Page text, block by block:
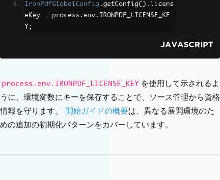
IronPdfGlobalConfig . getConfig(). licens
eKey = process . env . IRONPDF_LICENSE_KE
Y ;
JAVASCRIPT
process.env.IRONPDF_LICENSE_KEY を使用して示されるよ
うに、環境変数にキーを保存することで、ソース管理から資格
情報を守ります。
開始ガイドの概要は、異なる展開環境のた
めの追加の初期化パターンをカバーしています。